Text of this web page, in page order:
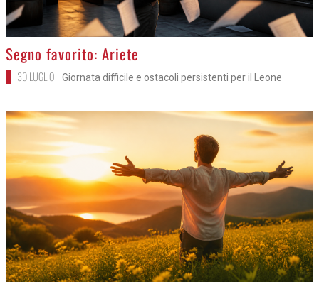
>
Segno favorito: Ariete
30 LUGLIO Giornata difficile e ostacoli persistenti per il Leone